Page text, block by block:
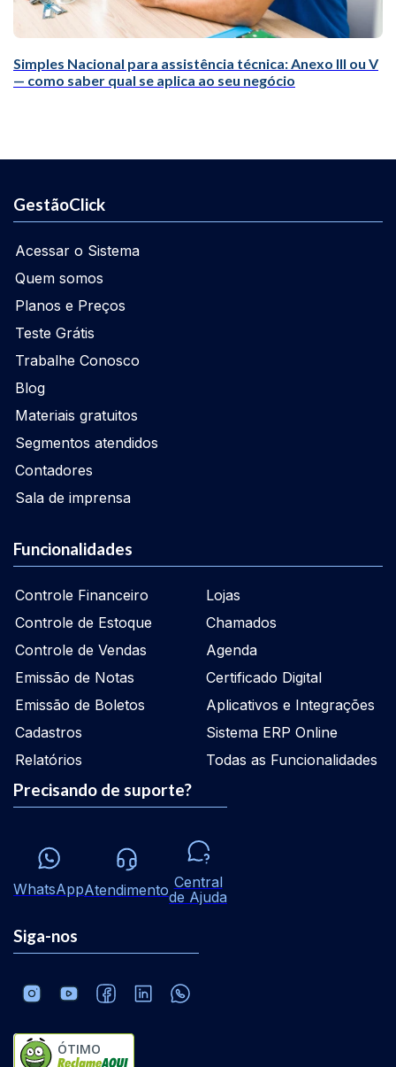
Simples Nacional para assistência técnica: Anexo III ou V
— como saber qual se aplica ao seu negócio
GestãoClick
Acessar o Sistema
Quem somos
Planos e Preços
Teste Grátis
Trabalhe Conosco
Blog
Materiais gratuitos
Segmentos atendidos
Contadores
Sala de imprensa
Funcionalidades
Controle Financeiro
Controle de Estoque
Controle de Vendas
Emissão de Notas
Emissão de Boletos
Cadastros
Relatórios
Lojas
Chamados
Agenda
Certificado Digital
Aplicativos e Integrações
Sistema ERP Online
Todas as Funcionalidades
Precisando de suporte?
WhatsAppAtendimento Central
de Ajuda
Siga-nos
ÓTIMO